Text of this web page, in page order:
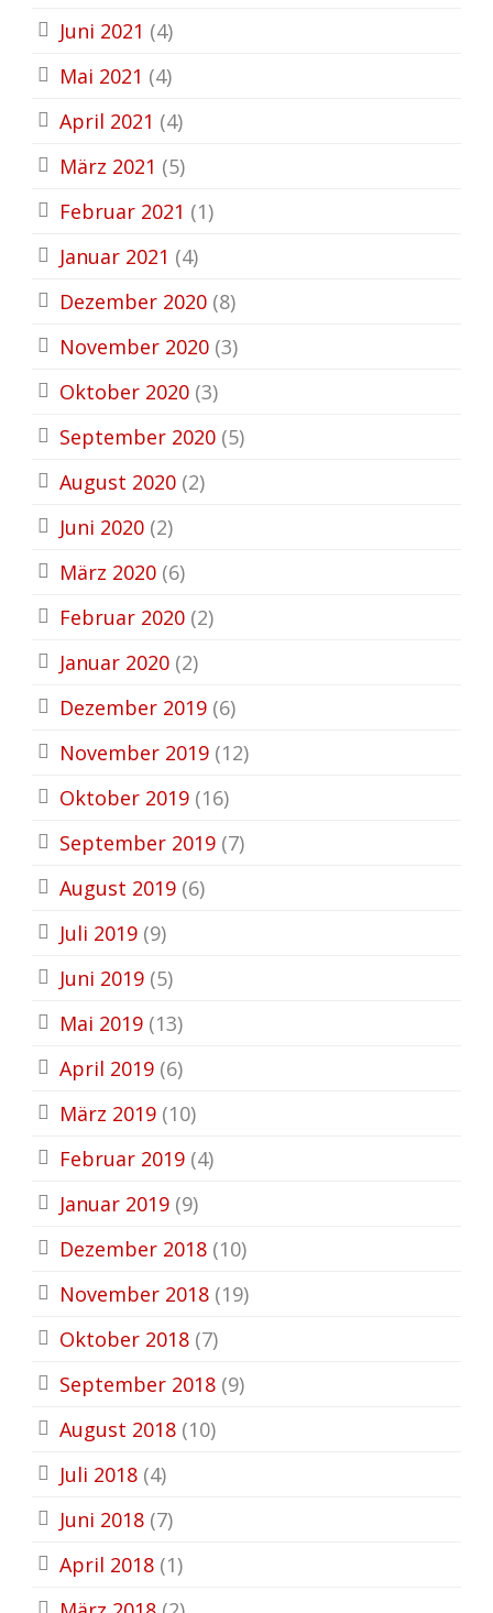
Juni 2021 (4)
Mai 2021 (4)
April 2021 (4)
März 2021 (5)
Februar 2021 (1)
Januar 2021 (4)
Dezember 2020 (8)
November 2020 (3)
Oktober 2020 (3)
September 2020 (5)
August 2020 (2)
Juni 2020 (2)
März 2020 (6)
Februar 2020 (2)
Januar 2020 (2)
Dezember 2019 (6)
November 2019 (12)
Oktober 2019 (16)
September 2019 (7)
August 2019 (6)
Juli 2019 (9)
Juni 2019 (5)
Mai 2019 (13)
April 2019 (6)
März 2019 (10)
Februar 2019 (4)
Januar 2019 (9)
Dezember 2018 (10)
November 2018 (19)
Oktober 2018 (7)
September 2018 (9)
August 2018 (10)
Juli 2018 (4)
Juni 2018 (7)
April 2018 (1)